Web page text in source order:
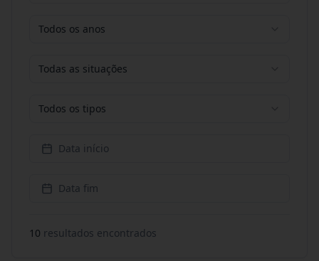
Todos os anos
Todas as situações
Todos os tipos
Data início
Data fim
10 resultados encontrados